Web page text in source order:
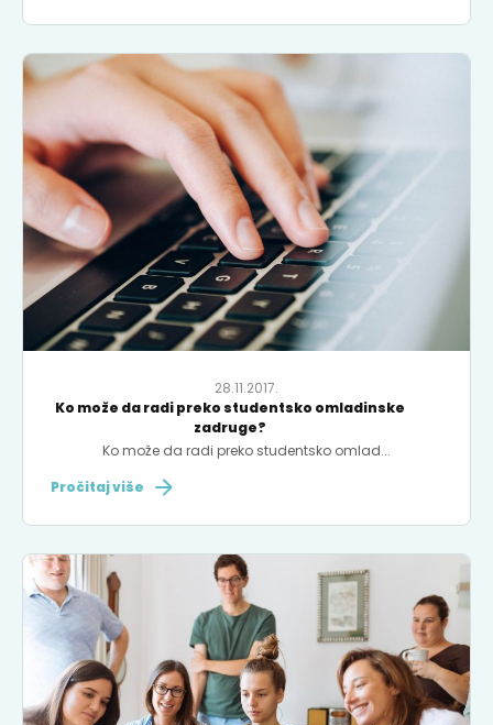
28.11.2017.
Ko može da radi preko studentsko omladinske
zadruge?
Ko može da radi preko studentsko omlad...
Pročitaj više